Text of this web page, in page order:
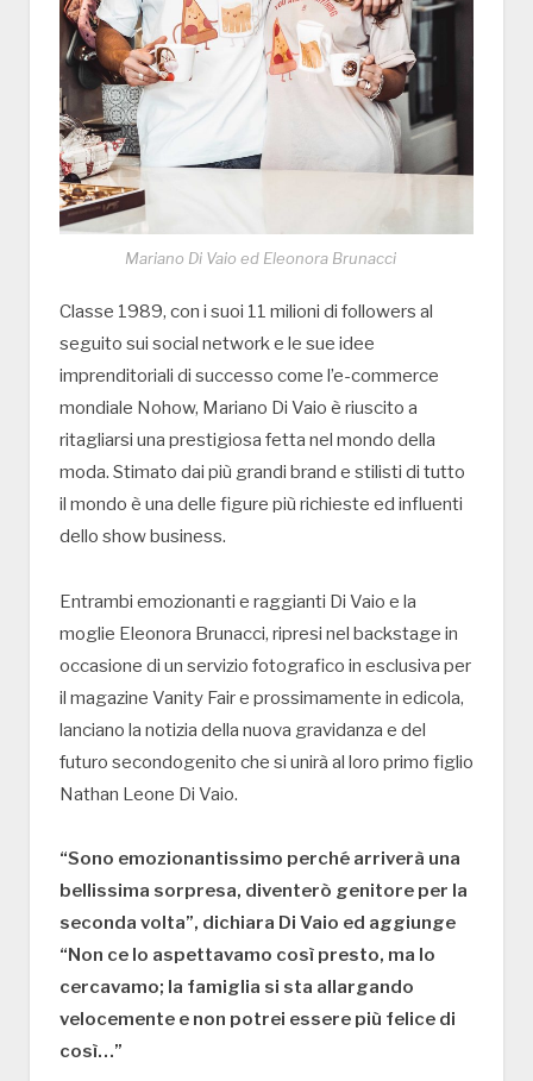
Mariano Di Vaio ed Eleonora Brunacci
Classe 1989, con i suoi 11 milioni di followers al
seguito sui social network e le sue idee
imprenditoriali di successo come l’e-commerce
mondiale Nohow, Mariano Di Vaio è riuscito a
ritagliarsi una prestigiosa fetta nel mondo della
moda. Stimato dai più grandi brand e stilisti di tutto
il mondo è una delle figure più richieste ed influenti
dello show business.
Entrambi emozionanti e raggianti Di Vaio e la
moglie Eleonora Brunacci, ripresi nel backstage in
occasione di un servizio fotografico in esclusiva per
il magazine Vanity Fair e prossimamente in edicola,
lanciano la notizia della nuova gravidanza e del
futuro secondogenito che si unirà al loro primo figlio
Nathan Leone Di Vaio.
“Sono emozionantissimo perché arriverà una
bellissima sorpresa, diventerò genitore per la
seconda volta”, dichiara Di Vaio ed aggiunge
“Non ce lo aspettavamo così presto, ma lo
cercavamo; la famiglia si sta allargando
velocemente e non potrei essere più felice di
così…”